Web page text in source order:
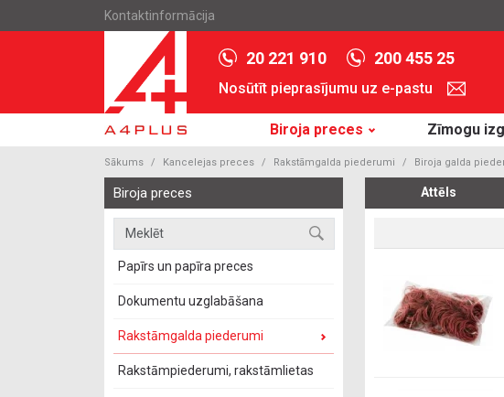
Kontaktinformācija
20 221 910 200 455 25
Nosūtīt pieprasījumu uz e-pastu
Biroja preces Zīmogu
Sākums Kancelejas preces Rakstāmgalda piederumi Biroja galda
Biroja preces
Papīrs un papīra preces
Dokumentu uzglabāšana
Rakstāmgalda piederumi
Rakstāmpiederumi, rakstāmlietas
Attēls